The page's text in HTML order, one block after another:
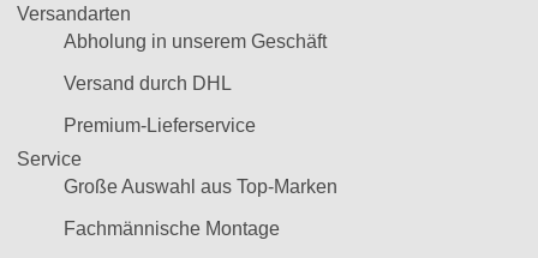
Versandarten
Abholung in unserem Geschäft
Versand durch DHL
Premium-Lieferservice
Service
Große Auswahl aus Top-Marken
Fachmännische Montage